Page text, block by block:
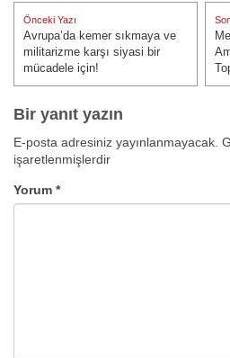
Yazı
gezinmesi
Önceki Yazı
Önceki Yazı:
Avrupa’da kemer sıkmaya ve
militarizme karşı siyasi bir
mücadele için!
Bir yanıt yazın
E-posta adresiniz yayınlanmayacak.
işaretlenmişlerdir
Yorum *